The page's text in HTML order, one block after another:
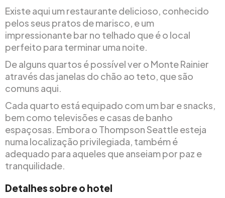
Existe aqui um restaurante delicioso, conhecido
pelos seus pratos de marisco, e um
impressionante bar no telhado que é o local
perfeito para terminar uma noite.
De alguns quartos é possível ver o Monte Rainier
através das janelas do chão ao teto, que são
comuns aqui.
Cada quarto está equipado com um bar e snacks,
bem como televisões e casas de banho
espaçosas. Embora o Thompson Seattle esteja
numa localização privilegiada, também é
adequado para aqueles que anseiam por paz e
tranquilidade.
Detalhes sobre o hotel